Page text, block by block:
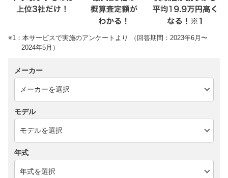
※1：本サービスで実施のアンケートより （回答期間：2023年6月〜
2024年5月）
メーカー
モデル
年式